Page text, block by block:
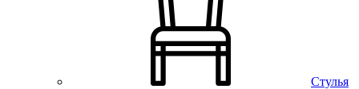
Стулья